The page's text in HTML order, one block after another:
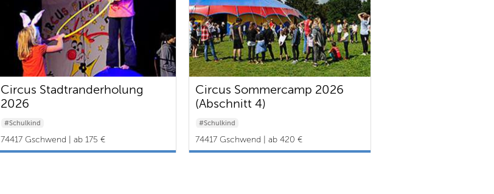
Circus Stadtranderholung
2026
#Schulkind
74417 Gschwend | ab 175 €
Circus Sommercamp 2026
(Abschnitt 4)
#Schulkind
74417 Gschwend | ab 420 €